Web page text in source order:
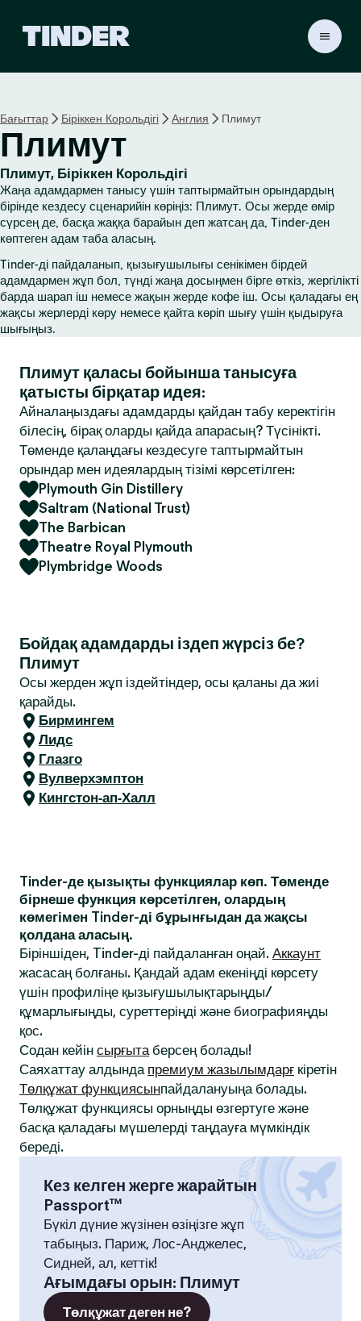
r
m
e
Бағыттар Біріккен Корольдігі Англия Плимут
Плимут
Плимут, Біріккен Корольдігі
Жаңа адамдармен танысу үшін таптырмайтын орындардың
бірінде кездесу сценарийін көріңіз: Плимут. Осы жерде өмір
сүрсең де, басқа жаққа барайын деп жатсаң да, Tinder-ден
көптеген адам таба аласың.
Tinder-ді пайдаланып, қызығушылығы сенікімен бірдей
адамдармен жұп бол, түнді жаңа досыңмен бірге өткіз, жергілікті
барда шарап іш немесе жақын жерде кофе іш. Осы қаладағы ең
жақсы жерлерді көру немесе қайта көріп шығу үшін қыдыруға
шығыңыз.
Плимут қаласы бойынша танысуға
қатысты бірқатар идея:
Айналаңыздағы адамдарды қайдан табу керектігін
білесің, бірақ оларды қайда апарасың? Түсінікті.
Төменде қалаңдағы кездесуге таптырмайтын
орындар мен идеялардың тізімі көрсетілген:
Plymouth Gin Distillery
Saltram (National Trust)
The Barbican
Theatre Royal Plymouth
Plymbridge Woods
Бойдақ адамдарды іздеп жүрсіз бе?
Плимут
Осы жерден жұп іздейтіндер, осы қаланы да жиі
қарайды.
Бирмингем
Лидс
Глазго
Вулверхэмптон
Кингстон-ап-Халл
Tinder-де қызықты функциялар көп. Төменде
бірнеше функция көрсетілген, олардың
көмегімен Tinder-ді бұрынғыдан да жақсы
қолдана аласың.
Біріншіден, Tinder-ді пайдаланған оңай. Аккаунт
жасасаң болғаны. Қандай адам екеніңді көрсету
үшін профиліңе қызығушылықтарыңды/
құмарлығыңды, суреттеріңді және биографияңды
қос.
Содан кейін сырғытаберсең болады!
Саяхаттау алдында премиум жазылымдарғ кіретін
Төлқұжат функциясынпайдалануыңа болады.
Төлқұжат функциясы орныңды өзгертуге және
басқа қаладағы мүшелерді таңдауға мүмкіндік
береді.
Кез келген жерге жарайтын
Passport™
Бүкіл дүние жүзінен өзіңізге жұп
табыңыз. Париж, Лос-Анджелес,
Сидней, ал, кеттік!
Ағымдағы орын: Плимут
Төлқұжат деген не?